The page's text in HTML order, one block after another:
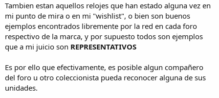
Tambien estan aquellos relojes que han estado alguna vez en
mi punto de mira o en mi "wishlist", o bien son buenos
ejemplos encontrados libremente por la red en cada foro
respectivo de la marca, y por supuesto todos son ejemplos
que a mi juicio son REPRESENTATIVOS
Es por ello que efectivamente, es posible algun compañero
del foro u otro coleccionista pueda reconocer alguna de sus
unidades.